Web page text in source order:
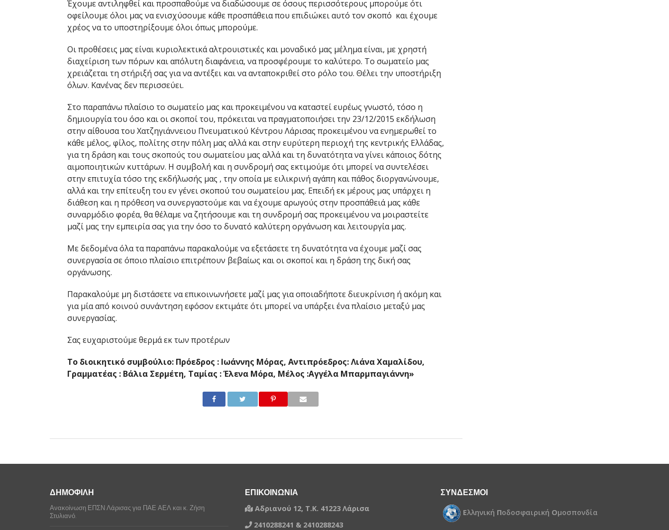
Έχουμε αντιληφθεί και προσπαθούμε να διαδώσουμε σε όσους περισσότερους μπορούμε ότι
οφείλουμε όλοι μας να ενισχύσουμε κάθε προσπάθεια που επιδιώκει αυτό τον σκοπό και έχουμε
χρέος να το υποστηρίξουμε όλοι όπως μπορούμε.
Οι προθέσεις μας είναι κυριολεκτικά αλτρουιστικές και μοναδικό μας μέλημα είναι, με χρηστή
διαχείριση των πόρων και απόλυτη διαφάνεια, να προσφέρουμε το καλύτερο. Το σωματείο μας
χρειάζεται τη στήριξή σας για να αντέξει και να ανταποκριθεί στο ρόλο του. Θέλει την υποστήριξη
όλων. Κανένας δεν περισσεύει.
Στο παραπάνω πλαίσιο το σωματείο μας και προκειμένου να καταστεί ευρέως γνωστό, τόσο η
δημιουργία του όσο και οι σκοποί του, πρόκειται να πραγματοποιήσει την 23/12/2015 εκδήλωση
στην αίθουσα του Χατζηγιάννειου Πνευματικού Κέντρου Λάρισας προκειμένου να ενημερωθεί το
κάθε μέλος, φίλος, πολίτης στην πόλη μας αλλά και στην ευρύτερη περιοχή της κεντρικής Ελλάδας,
για τη δράση και τους σκοπούς του σωματείου μας αλλά και τη δυνατότητα να γίνει κάποιος δότης
αιμοποιητικών κυττάρων. Η συμβολή και η συνδρομή σας εκτιμούμε ότι μπορεί να συντελέσει
στην επιτυχία τόσο της εκδήλωσής μας , την οποία με ειλικρινή αγάπη και πάθος διοργανώνουμε,
αλλά και την επίτευξη του εν γένει σκοπού του σωματείου μας. Επειδή εκ μέρους μας υπάρχει η
διάθεση και η πρόθεση να συνεργαστούμε και να έχουμε αρωγούς στην προσπάθειά μας κάθε
συναρμόδιο φορέα, θα θέλαμε να ζητήσουμε και τη συνδρομή σας προκειμένου να μοιραστείτε
μαζί μας την εμπειρία σας για την όσο το δυνατό καλύτερη οργάνωση και λειτουργία μας.
Με δεδομένα όλα τα παραπάνω παρακαλούμε να εξετάσετε τη δυνατότητα να έχουμε μαζί σας
συνεργασία σε όποιο πλαίσιο επιτρέπουν βεβαίως και οι σκοποί και η δράση της δική σας
οργάνωσης.
Παρακαλούμε μη διστάσετε να επικοινωνήσετε μαζί μας για οποιαδήποτε διευκρίνιση ή ακόμη και
για μία από κοινού συνάντηση εφόσον εκτιμάτε ότι μπορεί να υπάρξει ένα πλαίσιο μεταξύ μας
συνεργασίας.
Σας ευχαριστούμε θερμά εκ των προτέρων
Το διοικητικό συμβούλιο: Πρόεδρος : Ιωάννης Μόρας, Αντιπρόεδρος: Λιάνα Χαμαλίδου,
Γραμματέας : Βάλια Σερμέτη, Ταμίας : Έλενα Μόρα, Μέλος :Αγγέλα Μπαρμπαγιάννη»
ΔΗΜΟΦΙΛΗ
Ανακοίνωση ΕΠΣΝ Λάρισας για ΠΑΕ ΑΕΛ και κ. Ζήση
Στυλιανό.
ΕΠΙΚΟΙΝΩΝΙΑ
Αδριανού 12, Τ.Κ. 41223 Λάρισα
2410288241 & 2410288243
ΣΥΝΔΕΣΜΟΙ
Ελληνική Ποδοσφαιρική Ομοσπονδία